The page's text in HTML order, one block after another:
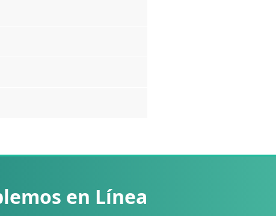
en Línea